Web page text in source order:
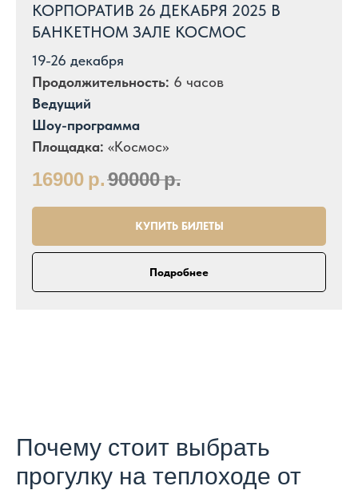
КОРПОРАТИВ 26 ДЕКАБРЯ 2025 В
БАНКЕТНОМ ЗАЛЕ КОСМОС
19-26 декабря
Продолжительность: 6 часов
Ведущий
Шоу-программа
Площадка: «Космос»
16900 р.90000р.
КУПИТЬ БИЛЕТЫ
Подробнее
Почему стоит выбрать
прогулку на теплоходе от